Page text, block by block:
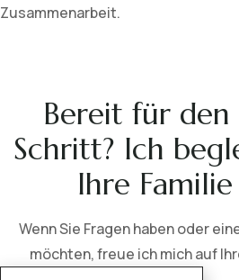
Zusammenarbeit.
Bereit für den
Schritt? Ich
Ihre
Wenn Sie Fragen haben oder
möchten, freue ich mich auf